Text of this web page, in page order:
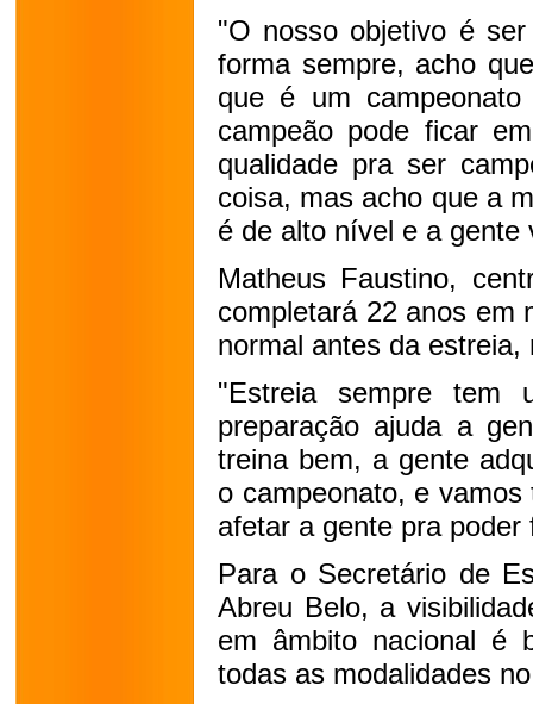
"O nosso objetivo é
forma sempre, acho
que é um
campeão pode ficar
qualidade pra ser
coisa, mas acho que a
é de alto nível e a
Matheus Faustino,
completará 22 anos em
normal antes da
"Estreia sempre tem
preparação ajuda a
treina bem, a gente
o campeonato, e
afetar a gente pra
Para o Secretário de
Abreu Belo, a
em âmbito nacional é
todas as modalidades